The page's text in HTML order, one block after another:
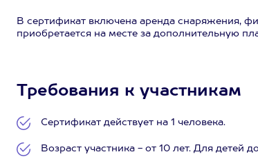
В сертификат включена аренда снаряжения,
приобретается на месте за дополнительную
Требования к участникам
Сертификат действует на 1 человека.
Возраст участника - от 10 лет. Для детей